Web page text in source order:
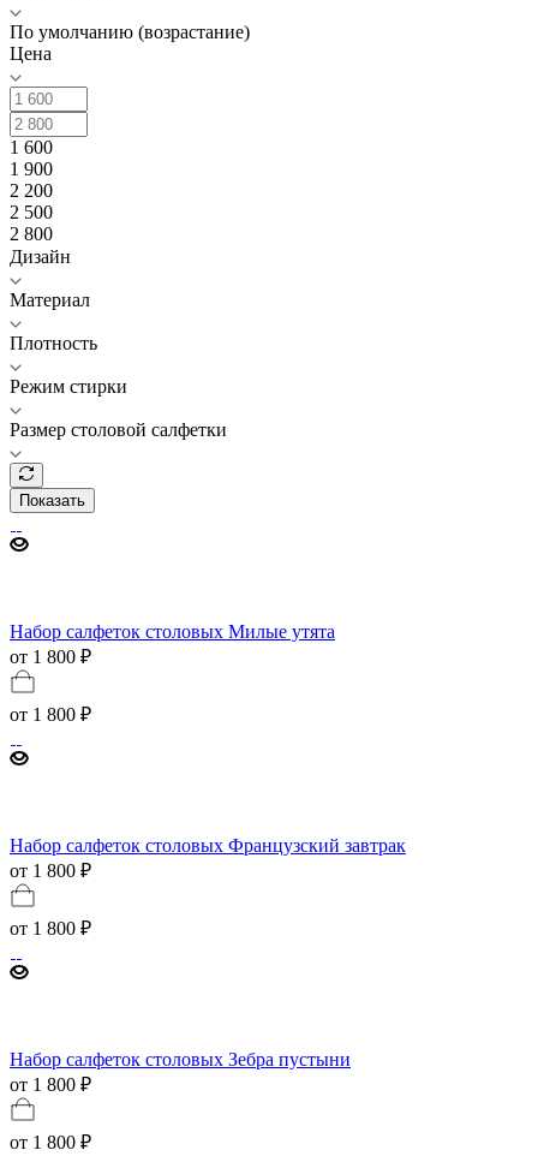
По умолчанию (возрастание)
Цена
1 600
1 900
2 200
2 500
2 800
Дизайн
Материал
Плотность
Режим стирки
Размер столовой салфетки
Показать
Набор салфеток столовых Милые утята
от 1 800 ₽
от 1 800 ₽
Набор салфеток столовых Французский завтрак
от 1 800 ₽
от 1 800 ₽
Набор салфеток столовых Зебра пустыни
от 1 800 ₽
от 1 800 ₽